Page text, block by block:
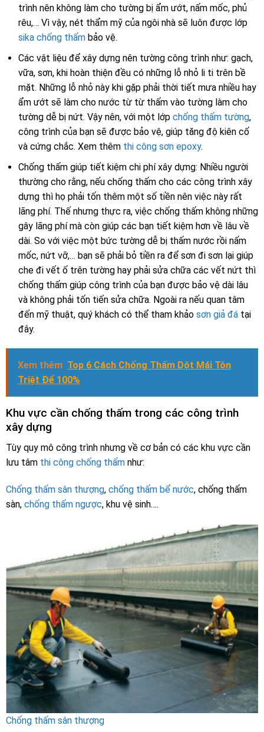
trình nên không làm cho tường bị ẩm ướt, nấm mốc, phủ
rêu,… Vì vậy, nét thẩm mỹ của ngôi nhà sẽ luôn được lớp
sika chống thấmbảo vệ.
Các vật liệu để xây dựng nên tường công trình như: gạch,
vữa, sơn, khi hoàn thiện đều có những lỗ nhỏ li ti trên bề
mặt. Những lỗ nhỏ này khi gặp phải thời tiết mưa nhiều hay
ẩm ướt sẽ làm cho nước từ từ thấm vào tường làm cho
tường dễ bị nứt. Vậy nên, với một lớp chống thấm tường,
công trình của bạn sẽ được bảo vệ, giúp tăng độ kiên cố
và cứng chắc. Xem thêm thi công sơn epoxy.
Chống thấm giúp tiết kiệm chi phí xây dựng: Nhiều người
thường cho rằng, nếu chống thấm cho các công trình xây
dựng thì họ phải tốn thêm một số tiền nên việc này rất
lãng phí. Thế nhưng thực ra, việc chống thấm không những
gây lãng phí mà còn giúp các bạn tiết kiệm hơn về lâu về
dài. So với việc một bức tường dễ bị thấm nước rồi nấm
mốc, nứt vỡ,… bạn sẽ phải bỏ tiền ra để sơn đi sơn lại giúp
che đi vết ố trên tường hay phải sửa chữa các vết nứt thì
chống thấm giúp công trình của bạn được bảo vệ dài lâu
và không phải tốn tiến sửa chữa. Ngoài ra nếu quan tâm
đến mỹ thuật, quý khách có thể tham khảo sơn giả đátại
đây.
Xem thêm Top 6 Cách Chống Thấm Dột Mái Tôn
Triệt Để 100%
Khu vực cần chống thấm trong các công trình
xây dựng
Tùy quy mô công trình nhưng về cơ bản có các khu vực cần
lưu tâm thi công chống thấm như:
Chống thấm sân thượng, chống thấm bể nước, chống thấm
sàn, chống thấm ngược, khu vệ sinh….
Chống thấm sân thượng